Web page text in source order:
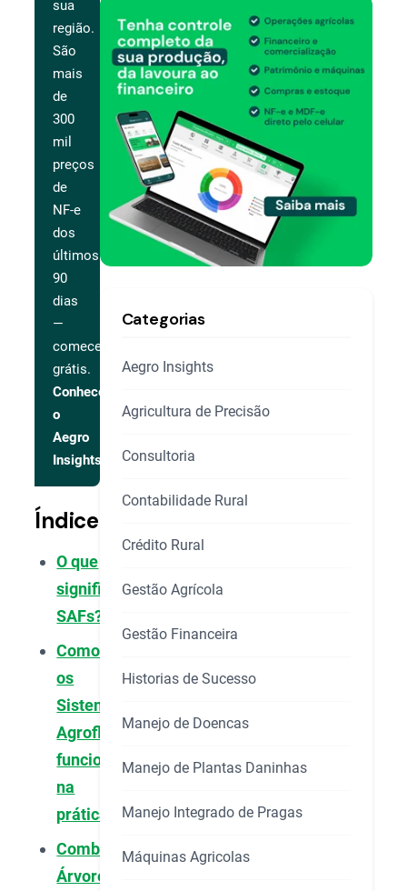
sua
região.
São
mais
de
300
mil
preços
de
NF-e
dos
últimos
90
dias
—
comece
grátis.
Conhecer
o
Aegro
Insights
Índice
O que
significa
SAFs?
Como
os
Sistemas
Agroflorestais
funcionam
na
prática?
Combinando
Árvores
Categorias
Aegro Insights
Agricultura de Precisão
Consultoria
Contabilidade Rural
Crédito Rural
Gestão Agrícola
Gestão Financeira
Historias de Sucesso
Manejo de Doencas
Manejo de Plantas Daninhas
Manejo Integrado de Pragas
Máquinas Agricolas